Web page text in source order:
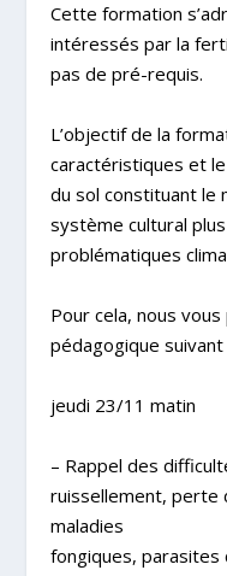
Cette formation
intéressés par la
pas de pré-requis.
L’objectif de la
caractéristiques et
du sol constituant le
système cultural
problématiques
Pour cela, nous
pédagogique suivant
jeudi 23/11 matin
– Rappel des
ruissellement, perte
maladies
fongiques, parasites